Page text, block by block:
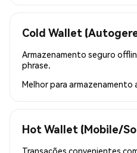
Cold Wallet
Armazenamento seguro
phrase.
Melhor para armazenamento
Hot Wallet (Mobile/
Transações convenientes